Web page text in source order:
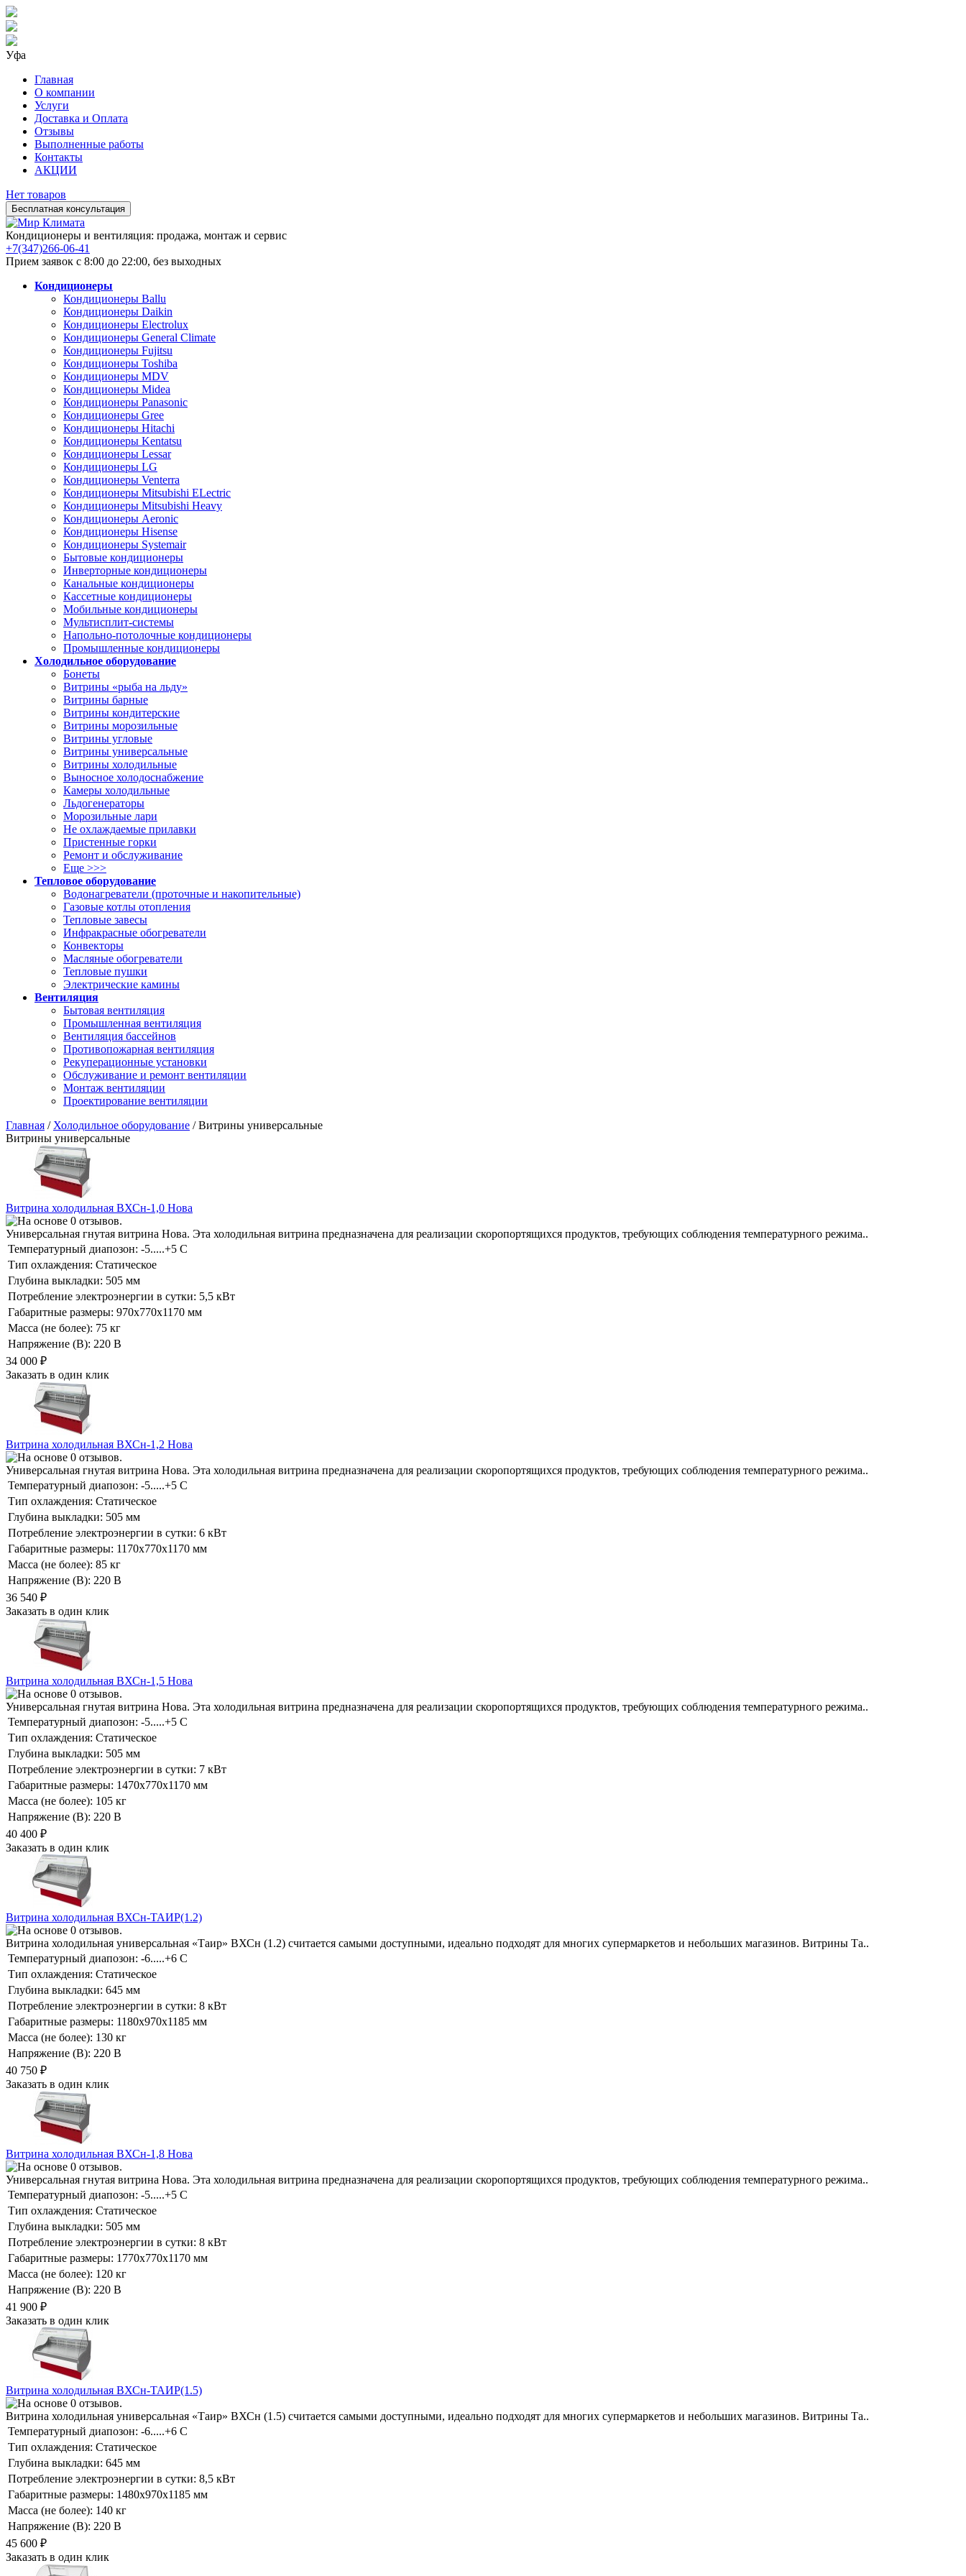
Уфа
Главная
О компании
Услуги
Доставка и Оплата
Отзывы
Выполненные работы
Контакты
АКЦИИ
Нет товаров
Бесплатная консультация
Кондиционеры и вентиляция: продажа, монтаж и сервис
+7(347)266-06-41
Прием заявок с 8:00 до 22:00, без выходных
Кондиционеры
Кондиционеры Ballu
Кондиционеры Daikin
Кондиционеры Electrolux
Кондиционеры General Climate
Кондиционеры Fujitsu
Кондиционеры Toshiba
Кондиционеры MDV
Кондиционеры Midea
Кондиционеры Panasonic
Кондиционеры Gree
Кондиционеры Hitachi
Кондиционеры Kentatsu
Кондиционеры Lessar
Кондиционеры LG
Кондиционеры Venterra
Кондиционеры Mitsubishi ELectric
Кондиционеры Mitsubishi Heavy
Кондиционеры Aeronic
Кондиционеры Hisense
Кондиционеры Systemair
Бытовые кондиционеры
Инверторные кондиционеры
Канальные кондиционеры
Кассетные кондиционеры
Мобильные кондиционеры
Мультисплит-системы
Напольно-потолочные кондиционеры
Промышленные кондиционеры
Холодильное оборудование
Бонеты
Витрины «рыба на льду»
Витрины барные
Витрины кондитерские
Витрины морозильные
Витрины угловые
Витрины универсальные
Витрины холодильные
Выносное холодоснабжение
Камеры холодильные
Льдогенераторы
Морозильные лари
Не охлаждаемые прилавки
Пристенные горки
Ремонт и обслуживание
Еще >>>
Тепловое оборудование
Водонагреватели (проточные и накопительные)
Газовые котлы отопления
Тепловые завесы
Инфракрасные обогреватели
Конвекторы
Масляные обогреватели
Тепловые пушки
Электрические камины
Вентиляция
Бытовая вентиляция
Промышленная вентиляция
Вентиляция бассейнов
Противопожарная вентиляция
Рекуперационные установки
Обслуживание и ремонт вентиляции
Монтаж вентиляции
Проектирование вентиляции
Главная / Холодильное оборудование / Витрины универсальные
Витрины универсальные
Витрина холодильная ВХСн-1,0 Нова
Универсальная гнутая витрина Нова. Эта холодильная витрина предназначена для реализации скоропортящихся продуктов, требующих соблюдения температурного режима..
Температурный диапозон: -5.....+5 С
Тип охлаждения: Статическое
Глубина выкладки: 505 мм
Потребление электроэнергии в сутки: 5,5 кВт
Габаритные размеры: 970х770х1170 мм
Масса (не более): 75 кг
Напряжение (В): 220 В
34 000 ₽
Заказать в один клик
Витрина холодильная ВХСн-1,2 Нова
Универсальная гнутая витрина Нова. Эта холодильная витрина предназначена для реализации скоропортящихся продуктов, требующих соблюдения температурного режима..
Температурный диапозон: -5.....+5 С
Тип охлаждения: Статическое
Глубина выкладки: 505 мм
Потребление электроэнергии в сутки: 6 кВт
Габаритные размеры: 1170х770х1170 мм
Масса (не более): 85 кг
Напряжение (В): 220 В
36 540 ₽
Заказать в один клик
Витрина холодильная ВХСн-1,5 Нова
Универсальная гнутая витрина Нова. Эта холодильная витрина предназначена для реализации скоропортящихся продуктов, требующих соблюдения температурного режима..
Температурный диапозон: -5.....+5 С
Тип охлаждения: Статическое
Глубина выкладки: 505 мм
Потребление электроэнергии в сутки: 7 кВт
Габаритные размеры: 1470х770х1170 мм
Масса (не более): 105 кг
Напряжение (В): 220 В
40 400 ₽
Заказать в один клик
Витрина холодильная ВХСн-ТАИР(1.2)
Витрина холодильная универсальная «Таир» ВХСн (1.2) считается самыми доступными, идеально подходят для многих супермаркетов и небольших магазинов. Витрины Та..
Температурный диапозон: -6.....+6 С
Тип охлаждения: Статическое
Глубина выкладки: 645 мм
Потребление электроэнергии в сутки: 8 кВт
Габаритные размеры: 1180х970х1185 мм
Масса (не более): 130 кг
Напряжение (В): 220 В
40 750 ₽
Заказать в один клик
Витрина холодильная ВХСн-1,8 Нова
Универсальная гнутая витрина Нова. Эта холодильная витрина предназначена для реализации скоропортящихся продуктов, требующих соблюдения температурного режима..
Температурный диапозон: -5.....+5 С
Тип охлаждения: Статическое
Глубина выкладки: 505 мм
Потребление электроэнергии в сутки: 8 кВт
Габаритные размеры: 1770х770х1170 мм
Масса (не более): 120 кг
Напряжение (В): 220 В
41 900 ₽
Заказать в один клик
Витрина холодильная ВХСн-ТАИР(1.5)
Витрина холодильная универсальная «Таир» ВХСн (1.5) считается самыми доступными, идеально подходят для многих супермаркетов и небольших магазинов. Витрины Та..
Температурный диапозон: -6.....+6 С
Тип охлаждения: Статическое
Глубина выкладки: 645 мм
Потребление электроэнергии в сутки: 8,5 кВт
Габаритные размеры: 1480х970х1185 мм
Масса (не более): 140 кг
Напряжение (В): 220 В
45 600 ₽
Заказать в один клик